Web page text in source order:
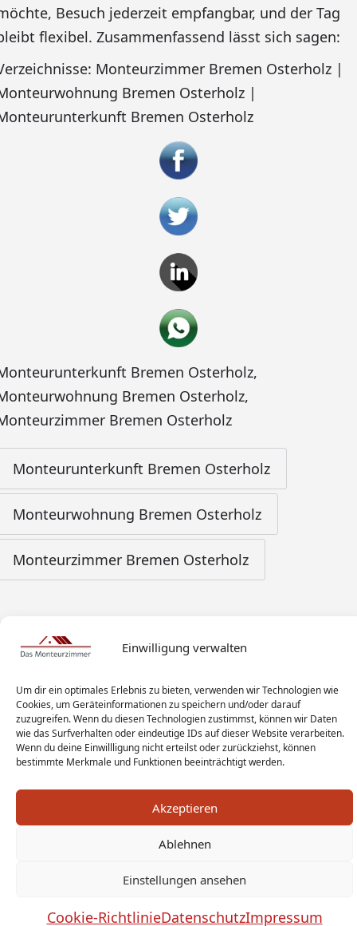
Einwilligung verwalten
Um dir ein optimales Erlebnis zu bieten, verwenden wir Technologien wie
Cookies, um Geräteinformationen zu speichern und/oder darauf
zuzugreifen. Wenn du diesen Technologien zustimmst, können wir Daten
wie das Surfverhalten oder eindeutige IDs auf dieser Website verarbeiten.
Wenn du deine Einwillligung nicht erteilst oder zurückziehst, können
bestimmte Merkmale und Funktionen beeinträchtigt werden.
Akzeptieren
Ablehnen
Einstellungen ansehen
Cookie-RichtlinieDatenschutzImpressum
Besuch jederzeit empfangbar, und der Tag
flexibel. Zusammenfassend lässt sich sagen:
Monteurzimmer Bremen Osterholz |
Bremen Osterholz |
Bremen Osterholz
Bremen Osterholz,
Bremen Osterholz,
Bremen Osterholz
Monteurunterkunft Bremen Osterholz
Monteurwohnung Bremen Osterholz
Monteurzimmer Bremen Osterholz
Impressum
Haftungsausschluss
Widerrufsbelehrung
Monteurwohnung Berlin News